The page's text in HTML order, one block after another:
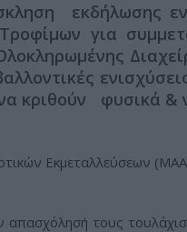
εκδήλωσης
για
κριθούν φυσικά
Εκμεταλλεύσεων
τους